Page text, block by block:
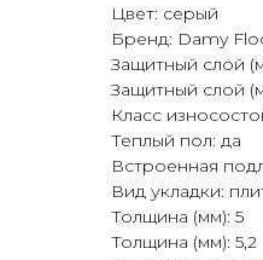
Цвет: серый
Бренд: Damy
Защитный слой
Защитный слой
Класс
Теплый пол: да
Встроенная
Вид укладки:
Толщина (мм): 5
Толщина (мм): 5,2